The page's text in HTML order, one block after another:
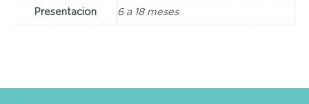
Presentacion 6 a 18 meses